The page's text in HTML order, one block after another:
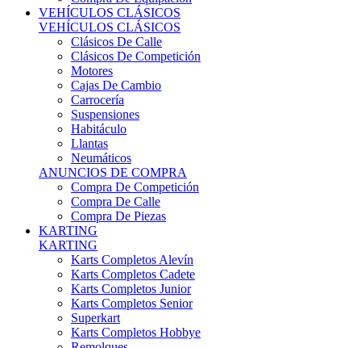
VEHÍCULOS CLÁSICOS
VEHÍCULOS CLÁSICOS
Clásicos De Calle
Clásicos De Competición
Motores
Cajas De Cambio
Carrocería
Suspensiones
Habitáculo
Llantas
Neumáticos
ANUNCIOS DE COMPRA
Compra De Competición
Compra De Calle
Compra De Piezas
KARTING
KARTING
Karts Completos Alevín
Karts Completos Cadete
Karts Completos Junior
Karts Completos Senior
Superkart
Karts Completos Hobbye